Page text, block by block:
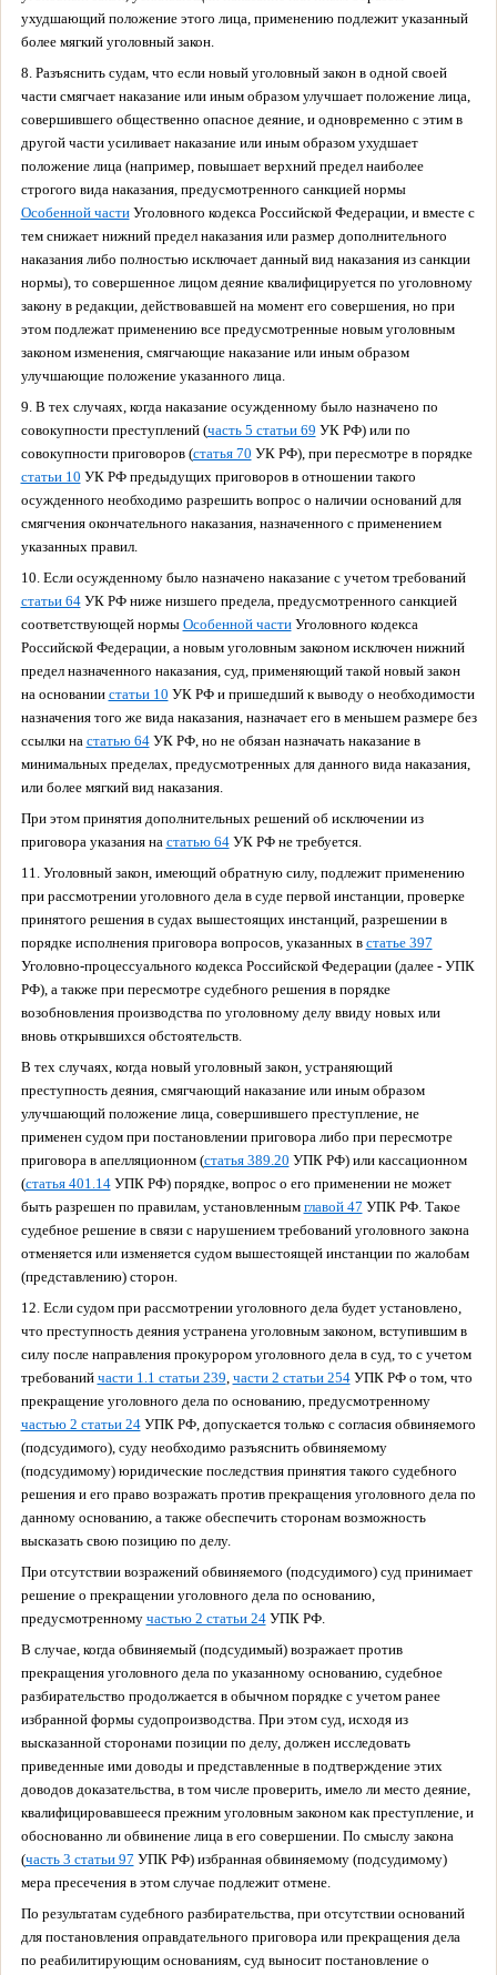
ухудшающий положение этого лица, применению подлежит указанный
более мягкий уголовный закон.
8. Разъяснить судам, что если новый уголовный закон в одной своей
части смягчает наказание или иным образом улучшает положение лица,
совершившего общественно опасное деяние, и одновременно с этим в
другой части усиливает наказание или иным образом ухудшает
положение лица (например, повышает верхний предел наиболее
строгого вида наказания, предусмотренного санкцией нормы
Особенной частиУголовного кодекса Российской Федерации, и вместе с
тем снижает нижний предел наказания или размер дополнительного
наказания либо полностью исключает данный вид наказания из санкции
нормы), то совершенное лицом деяние квалифицируется по уголовному
закону в редакции, действовавшей на момент его совершения, но при
этом подлежат применению все предусмотренные новым уголовным
законом изменения, смягчающие наказание или иным образом
улучшающие положение указанного лица.
9. В тех случаях, когда наказание осужденному было назначено по
совокупности преступлений (часть 5 статьи 69 УК РФ) или по
совокупности приговоров (статья 70 УК РФ), при пересмотре в порядке
статьи 10 УК РФ предыдущих приговоров в отношении такого
осужденного необходимо разрешить вопрос о наличии оснований для
смягчения окончательного наказания, назначенного с применением
указанных правил.
10. Если осужденному было назначено наказание с учетом требований
статьи 64УК РФ ниже низшего предела, предусмотренного санкцией
соответствующей нормы Особенной частиУголовного кодекса
Российской Федерации, а новым уголовным законом исключен нижний
предел назначенного наказания, суд, применяющий такой новый закон
на основании статьи 10 УК РФ и пришедший к выводу о необходимости
назначения того же вида наказания, назначает его в меньшем размере без
ссылки на статью 64УК РФ, но не обязан назначать наказание в
минимальных пределах, предусмотренных для данного вида наказания,
или более мягкий вид наказания.
При этом принятия дополнительных решений об исключении из
приговора указания на статью 64УК РФ не требуется.
11. Уголовный закон, имеющий обратную силу, подлежит применению
при рассмотрении уголовного дела в суде первой инстанции, проверке
принятого решения в судах вышестоящих инстанций, разрешении в
порядке исполнения приговора вопросов, указанных в статье 397
Уголовно-процессуального кодекса Российской Федерации (далее - УПК
РФ), а также при пересмотре судебного решения в порядке
возобновления производства по уголовному делу ввиду новых или
вновь открывшихся обстоятельств.
В тех случаях, когда новый уголовный закон, устраняющий
преступность деяния, смягчающий наказание или иным образом
улучшающий положение лица, совершившего преступление, не
применен судом при постановлении приговора либо при пересмотре
приговора в апелляционном (статья 389.20 УПК РФ) или кассационном
(статья 401.14УПК РФ) порядке, вопрос о его применении не может
быть разрешен по правилам, установленным главой 47 УПК РФ. Такое
судебное решение в связи с нарушением требований уголовного закона
отменяется или изменяется судом вышестоящей инстанции по жалобам
(представлению) сторон.
12. Если судом при рассмотрении уголовного дела будет установлено,
что преступность деяния устранена уголовным законом, вступившим в
силу после направления прокурором уголовного дела в суд, то с учетом
требований части 1.1 статьи 239, части 2 статьи 254УПК РФ о том, что
прекращение уголовного дела по основанию, предусмотренному
частью 2 статьи 24УПК РФ, допускается только с согласия обвиняемого
(подсудимого), суду необходимо разъяснить обвиняемому
(подсудимому) юридические последствия принятия такого судебного
решения и его право возражать против прекращения уголовного дела по
данному основанию, а также обеспечить сторонам возможность
высказать свою позицию по делу.
При отсутствии возражений обвиняемого (подсудимого) суд принимает
решение о прекращении уголовного дела по основанию,
предусмотренному частью 2 статьи 24УПК РФ.
В случае, когда обвиняемый (подсудимый) возражает против
прекращения уголовного дела по указанному основанию, судебное
разбирательство продолжается в обычном порядке с учетом ранее
избранной формы судопроизводства. При этом суд, исходя из
высказанной сторонами позиции по делу, должен исследовать
приведенные ими доводы и представленные в подтверждение этих
доводов доказательства, в том числе проверить, имело ли место деяние,
квалифицировавшееся прежним уголовным законом как преступление, и
обоснованно ли обвинение лица в его совершении. По смыслу закона
(часть 3 статьи 97 УПК РФ) избранная обвиняемому (подсудимому)
мера пресечения в этом случае подлежит отмене.
По результатам судебного разбирательства, при отсутствии оснований
для постановления оправдательного приговора или прекращения дела
по реабилитирующим основаниям, суд выносит постановление о